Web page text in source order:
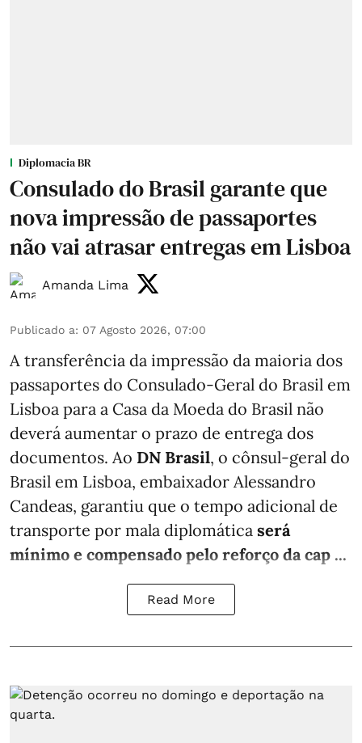
Diplomacia BR
Consulado do Brasil garante que
nova impressão de passaportes
não vai atrasar entregas em Lisboa
Amanda Lima
Publicado a: 07 Agosto 2026, 07:00
A transferência da impressão da maioria dos
passaportes do Consulado-Geral do Brasil em
Lisboa para a Casa da Moeda do Brasil não
deverá aumentar o prazo de entrega dos
documentos. Ao DN Brasil, o cônsul-geral do
Brasil em Lisboa, embaixador Alessandro
Candeas, garantiu que o tempo adicional de
transporte por mala diplomática será
mínimo e compensado pelo reforço da cap ...
Read More